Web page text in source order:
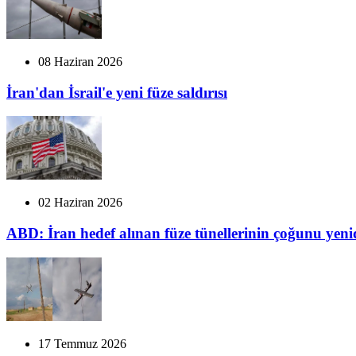
08 Haziran 2026
İran'dan İsrail'e yeni füze saldırısı
02 Haziran 2026
ABD: İran hedef alınan füze tünellerinin çoğunu
17 Temmuz 2026